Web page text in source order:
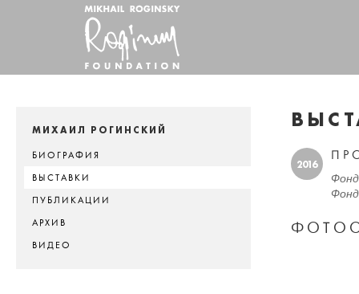
МИХАИЛ РОГИНСКИЙ
БИОГРАФИЯ
ВЫСТАВКИ
ПУБЛИКАЦИИ
АРХИВ
ВИДЕО
2016